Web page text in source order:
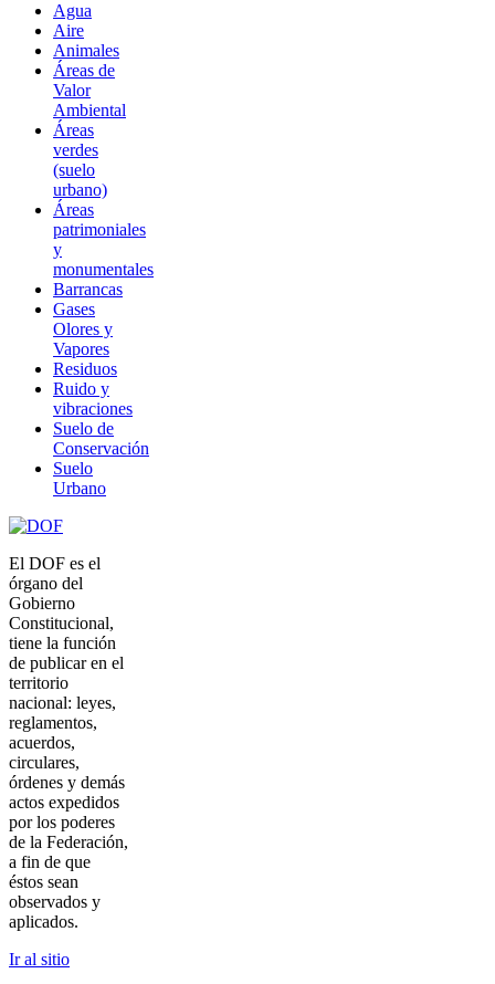
Agua
Aire
Animales
Áreas de
Valor
Ambiental
Áreas
verdes
(suelo
urbano)
Áreas
patrimoniales
y
monumentales
Barrancas
Gases
Olores y
Vapores
Residuos
Ruido y
vibraciones
Suelo de
Conservación
Suelo
Urbano
El DOF es el
órgano del
Gobierno
Constitucional,
tiene la función
de publicar en el
territorio
nacional: leyes,
reglamentos,
acuerdos,
circulares,
órdenes y demás
actos expedidos
por los poderes
de la Federación,
a fin de que
éstos sean
observados y
aplicados.
Ir al sitio